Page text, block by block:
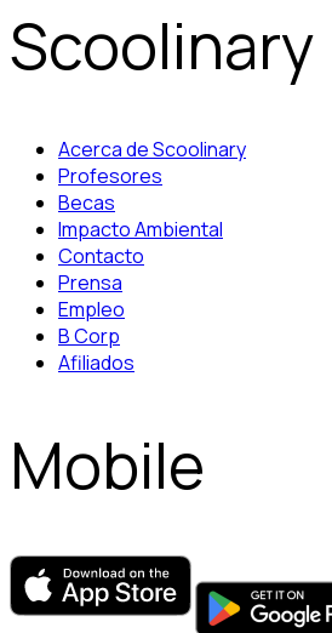
Scoolinary
Acerca de Scoolinary
Profesores
Becas
Impacto Ambiental
Contacto
Prensa
Empleo
B Corp
Afiliados
Mobile